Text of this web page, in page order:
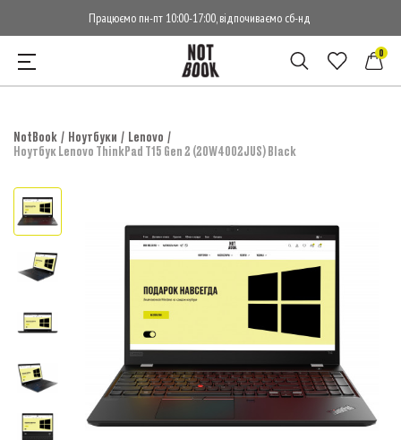
Працюємо пн-пт 10:00-17:00, відпочиваємо сб-нд
0
NotBook Ноутбуки
Lenovo
Ноутбук Lenovo ThinkPad T15 Gen 2 (20W4002JUS) Black